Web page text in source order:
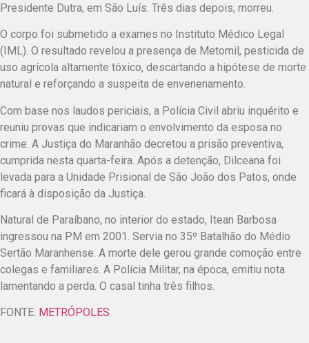
Presidente Dutra, em São Luís. Três dias depois, morreu.
O corpo foi submetido a exames no Instituto Médico Legal
(IML). O resultado revelou a presença de Metomil, pesticida de
uso agrícola altamente tóxico, descartando a hipótese de morte
natural e reforçando a suspeita de envenenamento.
Com base nos laudos periciais, a Polícia Civil abriu inquérito e
reuniu provas que indicariam o envolvimento da esposa no
crime. A Justiça do Maranhão decretou a prisão preventiva,
cumprida nesta quarta-feira. Após a detenção, Dilceana foi
levada para a Unidade Prisional de São João dos Patos, onde
ficará à disposição da Justiça.
Natural de Paraíbano, no interior do estado, Itean Barbosa
ingressou na PM em 2001. Servia no 35º Batalhão do Médio
Sertão Maranhense. A morte dele gerou grande comoção entre
colegas e familiares. A Polícia Militar, na época, emitiu nota
lamentando a perda. O casal tinha três filhos.
FONTE: METRÓPOLES